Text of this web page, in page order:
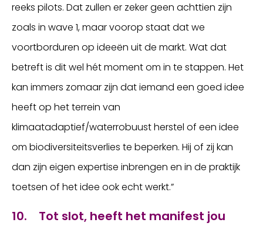
reeks pilots. Dat zullen er zeker geen achttien zijn
zoals in wave 1, maar voorop staat dat we
voortborduren op ideeën uit de markt. Wat dat
betreft is dit wel hét moment om in te stappen. Het
kan immers zomaar zijn dat iemand een goed idee
heeft op het terrein van
klimaatadaptief/waterrobuust herstel of een idee
om biodiversiteitsverlies te beperken. Hij of zij kan
dan zijn eigen expertise inbrengen en in de praktijk
toetsen of het idee ook echt werkt.”
10. Tot slot, heeft het manifest jou